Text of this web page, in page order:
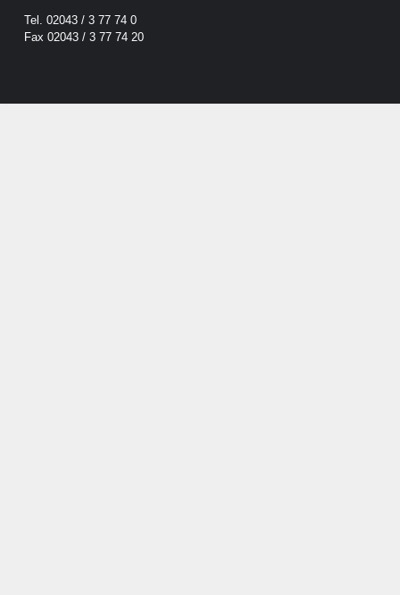
Tel. 02043 / 3 77 74 0
Fax 02043 / 3 77 74 20